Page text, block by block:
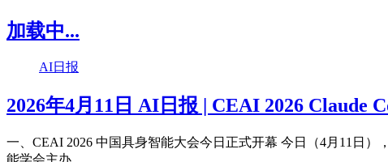
加载中...
AI日报
2026年4月11日 AI日报 | CEAI 2026 Claude
一、CEAI 2026 中国具身智能大会今日正式开幕 今日（4月11日